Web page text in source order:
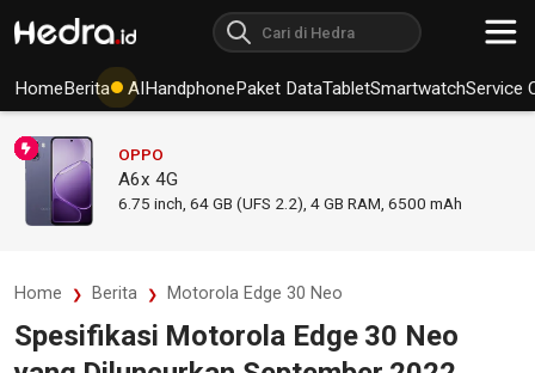
HomeBerita AIHandphonePaket DataTabletSmartwatchService
OPPO
A6x 4G
6.75 inch, 64 GB (UFS 2.2), 4 GB RAM 6500 mAh
Home Berita Motorola Edge 30 Neo
Spesifikasi Motorola Edge 30 Neo